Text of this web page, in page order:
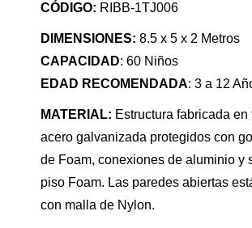
CÓDIGO: RIBB-1TJ006
DIMENSIONES: 8.5 x 5 x 2 Metros
CAPACIDAD: 60 Niños
EDAD RECOMENDADA: 3 a 12
MATERIAL: Estructura fabricada en
acero galvanizada protegidos con
de Foam, conexiones de aluminio y
piso Foam. Las paredes abiertas
con malla de Nylon.